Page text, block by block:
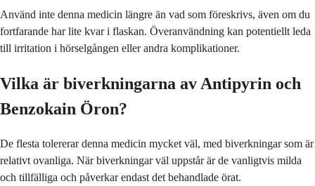
Använd inte denna medicin längre än vad som föreskrivs, även om du
fortfarande har lite kvar i flaskan. Överanvändning kan potentiellt leda
till irritation i hörselgången eller andra komplikationer.
Vilka är biverkningarna av Antipyrin och
Benzokain Öron?
De flesta tolererar denna medicin mycket väl, med biverkningar som är
relativt ovanliga. När biverkningar väl uppstår är de vanligtvis milda
och tillfälliga och påverkar endast det behandlade örat.